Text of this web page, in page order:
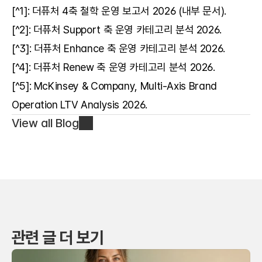
[^1]: 더퓨처 4축 철학 운영 보고서 2026 (내부 문서).
[^2]: 더퓨처 Support 축 운영 카테고리 분석 2026.
[^3]: 더퓨처 Enhance 축 운영 카테고리 분석 2026.
[^4]: 더퓨처 Renew 축 운영 카테고리 분석 2026.
[^5]: McKinsey & Company, Multi-Axis Brand
Operation LTV Analysis 2026.
View all Blog
관련 글 더 보기